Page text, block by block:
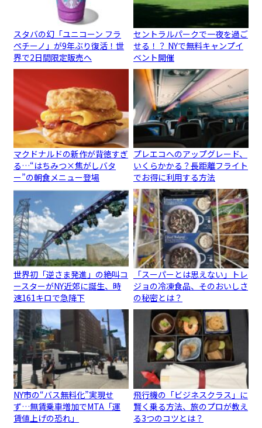
スタバの幻「ユニコーン フラ
ペチーノ」が9年ぶり復活！世
界で2日間限定販売へ
セントラルパークで一夜を過ご
せる！？ NYで無料キャンプイ
ベント開催
マクドナルドの新作が背徳すぎ
る…“はちみつ×焦がしバタ
ー”の朝食メニュー登場
プレエコへのアップグレード、
いくらかかる？長距離フライト
でお得に利用する方法
世界初「逆さま発進」の絶叫コ
ースターがNY近郊に誕生、時
速161キロで急降下
「スーパーとは思えない」トレ
ジョの冷凍食品、そのおいしさ
の秘密とは？
NY市の“バス無料化”実現せ
ず…無賃乗車増加でMTA「運
賃値上げの恐れ」
飛行機の「ビジネスクラス」に
賢く乗る方法、旅のプロが教え
る3つのコツとは？